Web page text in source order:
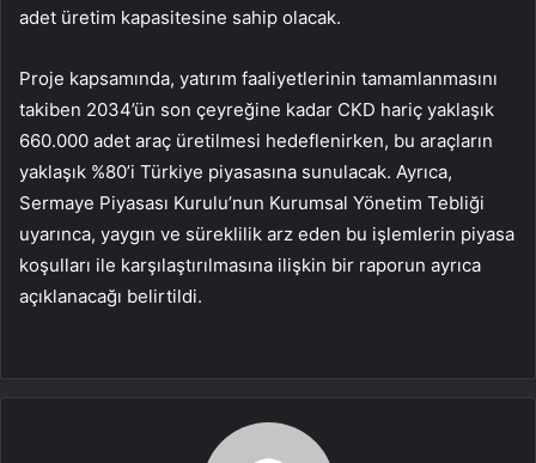
adet üretim kapasitesine sahip olacak.
Proje kapsamında, yatırım faaliyetlerinin tamamlanmasını
takiben 2034’ün son çeyreğine kadar CKD hariç yaklaşık
660.000 adet araç üretilmesi hedeflenirken, bu araçların
yaklaşık %80’i Türkiye piyasasına sunulacak. Ayrıca,
Sermaye Piyasası Kurulu’nun Kurumsal Yönetim Tebliği
uyarınca, yaygın ve süreklilik arz eden bu işlemlerin piyasa
koşulları ile karşılaştırılmasına ilişkin bir raporun ayrıca
açıklanacağı belirtildi.